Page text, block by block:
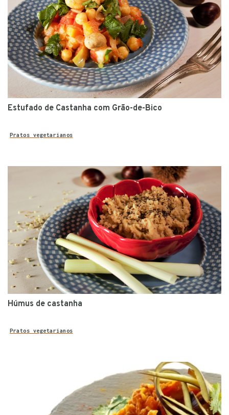
Estufado de Castanha com Grão-de-Bico
Pratos vegetarianos
Húmus de castanha
Pratos vegetarianos